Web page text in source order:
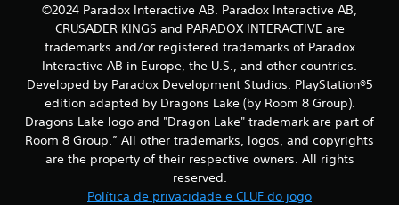
a
ç
õ
e
s
©2024 Paradox Interactive AB. Paradox Interactive AB,
CRUSADER KINGS and PARADOX INTERACTIVE are
trademarks and/or registered trademarks of Paradox
Interactive AB in Europe, the U.S., and other countries.
Developed by Paradox Development Studios. PlayStation®5
edition adapted by Dragons Lake (by Room 8 Group).
Dragons Lake logo and "Dragon Lake" trademark are part of
Room 8 Group.” All other trademarks, logos, and copyrights
are the property of their respective owners. All rights
reserved.
Política de privacidade e CLUF do jogo